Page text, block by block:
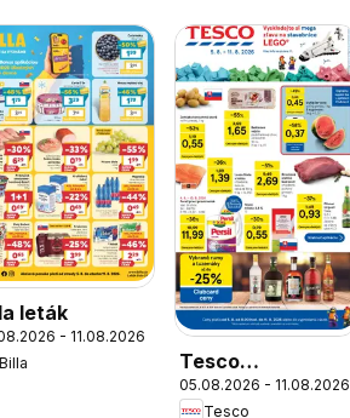
leták
- 11.08.2026
Billa
Tesco
Hypermarket -
05.08.2026 - 11.08.2026
Tesco